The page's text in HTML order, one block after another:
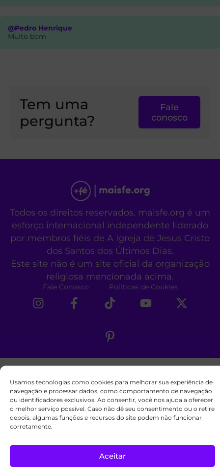
Usamos tecnologias como cookies para melhorar sua experiência de
navegação e processar dados, como comportamento de navegação
ou identificadores exclusivos. Ao consentir, você nos ajuda a oferecer
o melhor serviço possível. Caso não dê seu consentimento ou o retire
depois, algumas funções e recursos do site podem não funcionar
corretamente.
Aceitar
@Pedro Henrique
Muito bom
Tem uma
pergunta?
Fale
conosco
Todos os direitos reservados. maisfe.org é um
esforço internacional independente liderado
por membros fiéis de A Igreja de Jesus Cristo
dos Santos dos Últimos Dias.
Este site não é um site oficial da organização
religiosa mencionada acima.
Fale Conosco Políticas de Cookies